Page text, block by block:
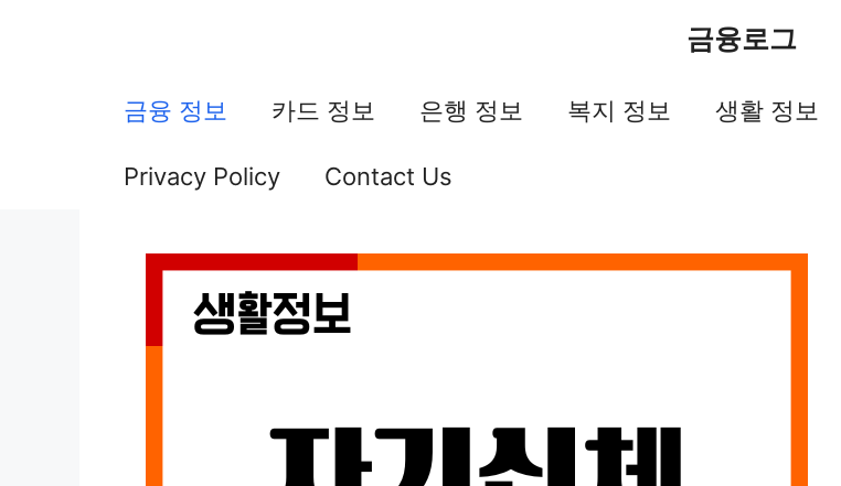
금융로그
금융 정보 카드 정보 은행 정보 복지 정보 생활 정보
Privacy Policy Contact Us